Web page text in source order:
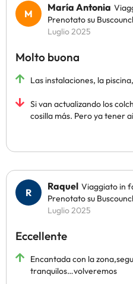
María Antonia
Prenotato su
Luglio 2025
Molto buona
Las instalaciones, la
Si van actualizando los
cosilla más. Pero ya tener
Raquel Viaggiato in
Prenotato su
Luglio 2025
Eccellente
Encantada con la
tranquilos…volveremos